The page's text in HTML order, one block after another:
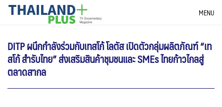
SkipTHAILANDPLUS NEWS MENU
DITP ผนึกกำลังร่วมกับเทสโก้ โลตัส เปิดตัวกลุ่มผลิตภัณฑ์ “เท
สโก้ สำรับไทย” ส่งเสริมสินค้าชุมชนและ SMEs ไทยก้าวไกลสู่
ตลาดสากล